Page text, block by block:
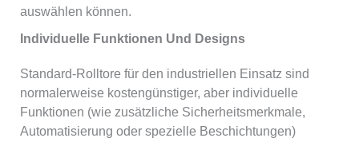
auswählen können.
Individuelle Funktionen Und Designs
Standard-Rolltore für den industriellen Einsatz sind
normalerweise kostengünstiger, aber individuelle
Funktionen (wie zusätzliche Sicherheitsmerkmale,
Automatisierung oder spezielle Beschichtungen)